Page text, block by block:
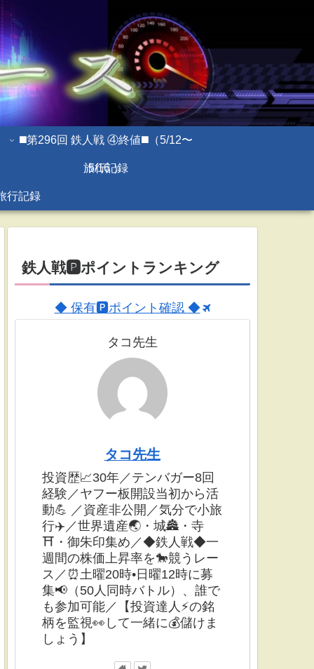
◼️第296回 鉄人戦 ④終値◼️（5/12〜
5/16 ）
旅行記録
行記録
鉄人戦🅿ポイントランキング
◆ 保有🅿ポイント確認 ◆
タコ先生
タコ先生
投資歴📈30年／テンバガー8回
経験／ヤフー板開設当初から活
動💪 ／資産非公開／気分で小旅
行✈️／世界遺産🌏・城🏯・寺
⛩・御朱印集め／◆鉄人戦◆一
週間の株価上昇率を🐎競うレー
ス／⏰土曜20時•日曜12時に募
集📢（50人同時バトル）、誰で
も参加可能／【投資達人⚡️の銘
柄を監視👀して一緒に💰儲けま
しょう】